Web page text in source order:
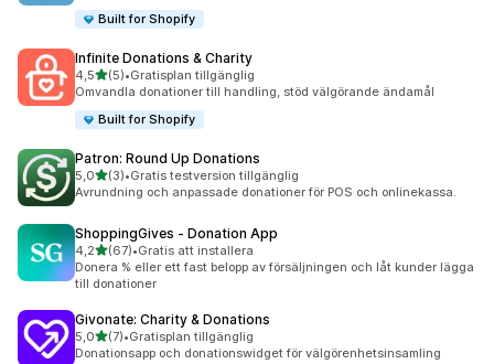
Built for Shopify
Infinite Donations & Charity
4,5av 5 stjärnor
(5)
5 recensioner totalt
•Gratisplan tillgänglig
Omvandla donationer till handling, stöd välgörande ändamål
Built for Shopify
Patron: Round Up Donations
5,0av 5 stjärnor
(3)
3 recensioner totalt
•Gratis testversion tillgänglig
Avrundning och anpassade donationer för POS och onlinekassa.
ShoppingGives ‑ Donation App
4,2av 5 stjärnor
(67)
67 recensioner totalt
•Gratis att installera
Donera % eller ett fast belopp av försäljningen och låt kunder lägga
till donationer
Givonate: Charity & Donations
5,0av 5 stjärnor
(7)
7 recensioner totalt
•Gratisplan tillgänglig
Donationsapp och donationswidget för välgörenhetsinsamling